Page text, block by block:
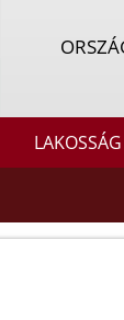
LAKOSSÁG